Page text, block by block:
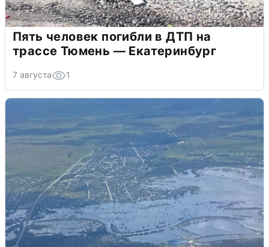
Пять человек погибли в ДТП на
трассе Тюмень — Екатеринбург
7 августа 1